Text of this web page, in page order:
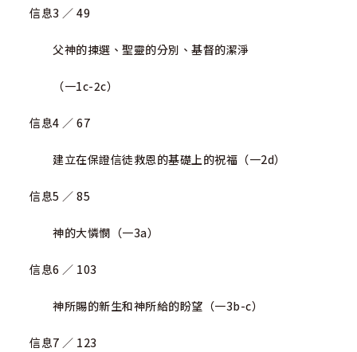
信息3 ／ 49
父神的揀選、聖靈的分別、基督的潔淨
（一1c-2c）
信息4 ／ 67
建立在保證信徒救恩的基礎上的祝福（一2d）
信息5 ／ 85
神的大憐憫（一3a）
信息6 ／ 103
神所賜的新生和神所給的盼望（一3b-c）
信息7 ／ 123